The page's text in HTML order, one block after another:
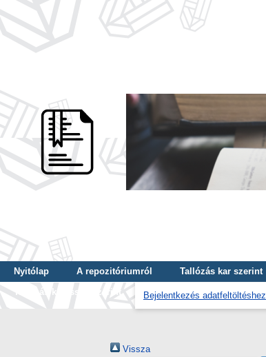
Nyitólap A repozitóriumról Tallózás kar szerint
Tallózás kulcsszó szerint
Bejelentkezés adatfeltöltéshez
Vissza